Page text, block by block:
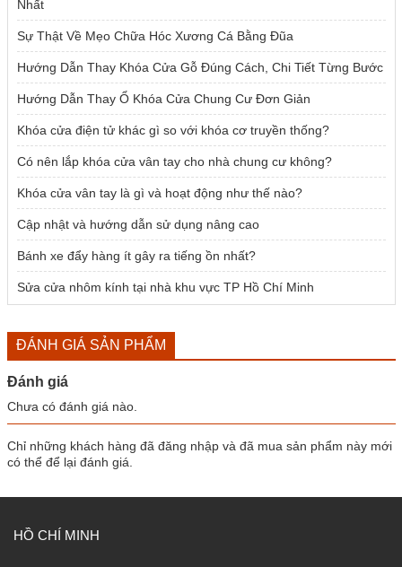
Nhất
Sự Thật Về Mẹo Chữa Hóc Xương Cá Bằng Đũa
Hướng Dẫn Thay Khóa Cửa Gỗ Đúng Cách, Chi Tiết Từng Bước
Hướng Dẫn Thay Ổ Khóa Cửa Chung Cư Đơn Giản
Khóa cửa điện tử khác gì so với khóa cơ truyền thống?
Có nên lắp khóa cửa vân tay cho nhà chung cư không?
Khóa cửa vân tay là gì và hoạt động như thế nào?
Cập nhật và hướng dẫn sử dụng nâng cao
Bánh xe đẩy hàng ít gây ra tiếng ồn nhất?
Sửa cửa nhôm kính tại nhà khu vực TP Hồ Chí Minh
ĐÁNH GIÁ SẢN PHẨM
Đánh giá
Chưa có đánh giá nào.
Chỉ những khách hàng đã đăng nhập và đã mua sản phẩm này mới
có thể để lại đánh giá.
HỒ CHÍ MINH